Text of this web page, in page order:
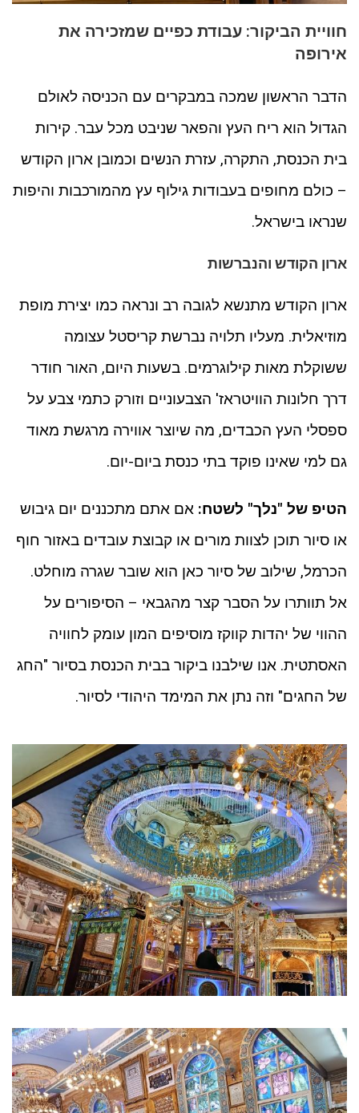
חוויית הביקור: עבודת כפיים שמזכירה את
אירופה
הדבר הראשון שמכה במבקרים עם הכניסה לאולם
הגדול הוא ריח העץ והפאר שניבט מכל עבר. קירות
בית הכנסת, התקרה, עזרת הנשים וכמובן ארון הקודש
– כולם מחופים בעבודות גילוף עץ מהמורכבות והיפות
שנראו בישראל.
ארון הקודש והנברשות
ארון הקודש מתנשא לגובה רב ונראה כמו יצירת מופת
מוזיאלית. מעליו תלויה נברשת קריסטל עצומה
ששוקלת מאות קילוגרמים. בשעות היום, האור חודר
דרך חלונות הוויטראז' הצבעוניים וזורק כתמי צבע על
ספסלי העץ הכבדים, מה שיוצר אווירה מרגשת מאוד
גם למי שאינו פוקד בתי כנסת ביום-יום.
הטיפ של "נלך" לשטח: אם אתם מתכננים יום גיבוש
או סיור תוכן לצוות מורים או קבוצת עובדים באזור חוף
הכרמל, שילוב של סיור כאן הוא שובר שגרה מוחלט.
אל תוותרו על הסבר קצר מהגבאי – הסיפורים על
ההווי של יהדות קווקז מוסיפים המון עומק לחוויה
האסתטית. אנו שילבנו ביקור בבית הכנסת בסיור "החג
של החגים" וזה נתן את המימד היהודי לסיור.